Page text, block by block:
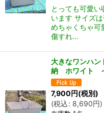
とっても可愛い
います サイズ
めちゃくちゃ
傷すれ…
大きなワンハ
納 ホワイト
7,900円(税別)
(税込: 8,690円)